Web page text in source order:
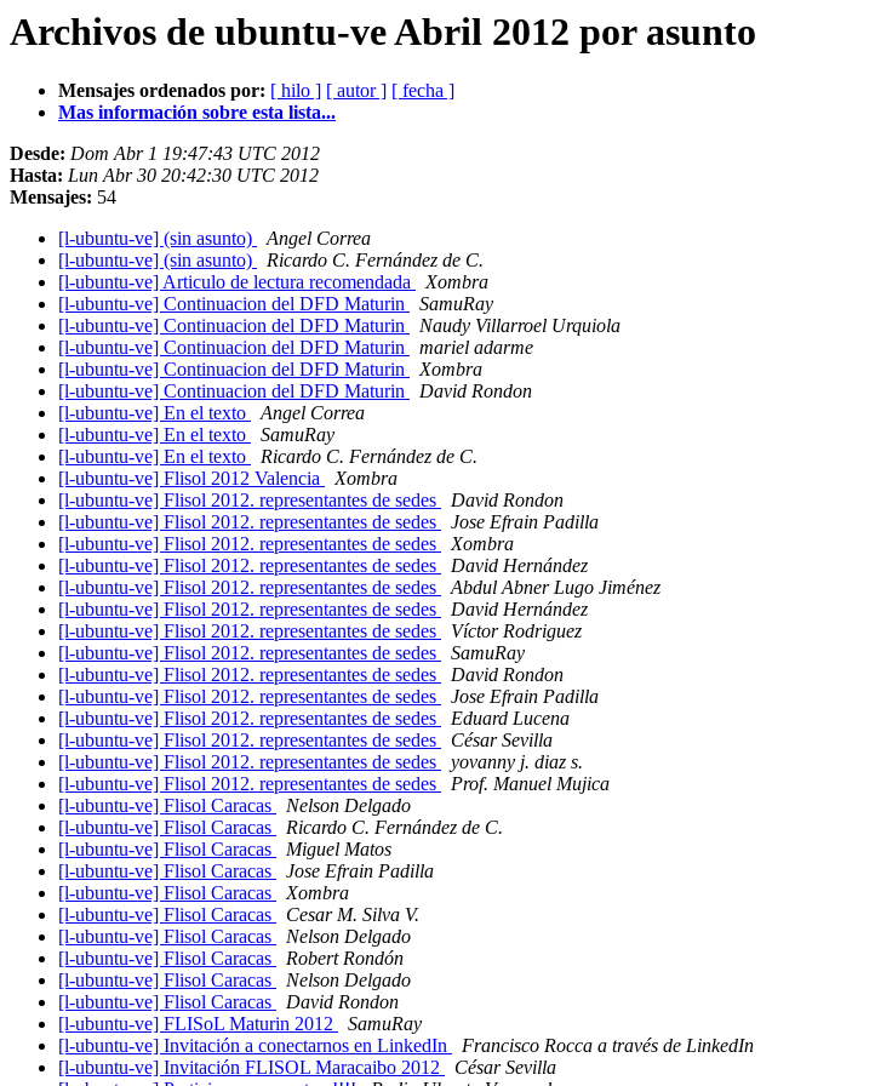
Archivos de ubuntu-ve Abril 2012 por asunto
Mensajes ordenados por: [ hilo ] [ autor ] [ fecha ]
Mas información sobre esta lista...
Desde: Dom Abr 1 19:47:43 UTC 2012
Hasta: Lun Abr 30 20:42:30 UTC 2012
Mensajes: 54
[l-ubuntu-ve] (sin asunto)
Angel Correa
[l-ubuntu-ve] (sin asunto)
Ricardo C. Fernández de C.
[l-ubuntu-ve] Articulo de lectura recomendada
Xombra
[l-ubuntu-ve] Continuacion del DFD Maturin
SamuRay
[l-ubuntu-ve] Continuacion del DFD Maturin
Naudy Villarroel Urquiola
[l-ubuntu-ve] Continuacion del DFD Maturin
mariel adarme
[l-ubuntu-ve] Continuacion del DFD Maturin
Xombra
[l-ubuntu-ve] Continuacion del DFD Maturin
David Rondon
[l-ubuntu-ve] En el texto
Angel Correa
[l-ubuntu-ve] En el texto
SamuRay
[l-ubuntu-ve] En el texto
Ricardo C. Fernández de C.
[l-ubuntu-ve] Flisol 2012 Valencia
Xombra
[l-ubuntu-ve] Flisol 2012. representantes de sedes
David Rondon
[l-ubuntu-ve] Flisol 2012. representantes de sedes
Jose Efrain Padilla
[l-ubuntu-ve] Flisol 2012. representantes de sedes
Xombra
[l-ubuntu-ve] Flisol 2012. representantes de sedes
David Hernández
[l-ubuntu-ve] Flisol 2012. representantes de sedes
Abdul Abner Lugo Jiménez
[l-ubuntu-ve] Flisol 2012. representantes de sedes
David Hernández
[l-ubuntu-ve] Flisol 2012. representantes de sedes
Víctor Rodriguez
[l-ubuntu-ve] Flisol 2012. representantes de sedes
SamuRay
[l-ubuntu-ve] Flisol 2012. representantes de sedes
David Rondon
[l-ubuntu-ve] Flisol 2012. representantes de sedes
Jose Efrain Padilla
[l-ubuntu-ve] Flisol 2012. representantes de sedes
Eduard Lucena
[l-ubuntu-ve] Flisol 2012. representantes de sedes
César Sevilla
[l-ubuntu-ve] Flisol 2012. representantes de sedes
yovanny j. diaz s.
[l-ubuntu-ve] Flisol 2012. representantes de sedes
Prof. Manuel Mujica
[l-ubuntu-ve] Flisol Caracas
Nelson Delgado
[l-ubuntu-ve] Flisol Caracas
Ricardo C. Fernández de C.
[l-ubuntu-ve] Flisol Caracas
Miguel Matos
[l-ubuntu-ve] Flisol Caracas
Jose Efrain Padilla
[l-ubuntu-ve] Flisol Caracas
Xombra
[l-ubuntu-ve] Flisol Caracas
Cesar M. Silva V.
[l-ubuntu-ve] Flisol Caracas
Nelson Delgado
[l-ubuntu-ve] Flisol Caracas
Robert Rondón
[l-ubuntu-ve] Flisol Caracas
Nelson Delgado
[l-ubuntu-ve] Flisol Caracas
David Rondon
[l-ubuntu-ve] FLISoL Maturin 2012
SamuRay
[l-ubuntu-ve] Invitación a conectarnos en LinkedIn
Francisco Rocca a través de LinkedIn
[l-ubuntu-ve] Invitación FLISOL Maracaibo 2012
César Sevilla